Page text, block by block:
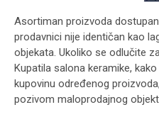
Asortiman proizvoda
prodavnici nije identičan kao
objekata. Ukoliko se odlučite
Kupatila salona keramike,
kupovinu određenog
pozivom maloprodajnog